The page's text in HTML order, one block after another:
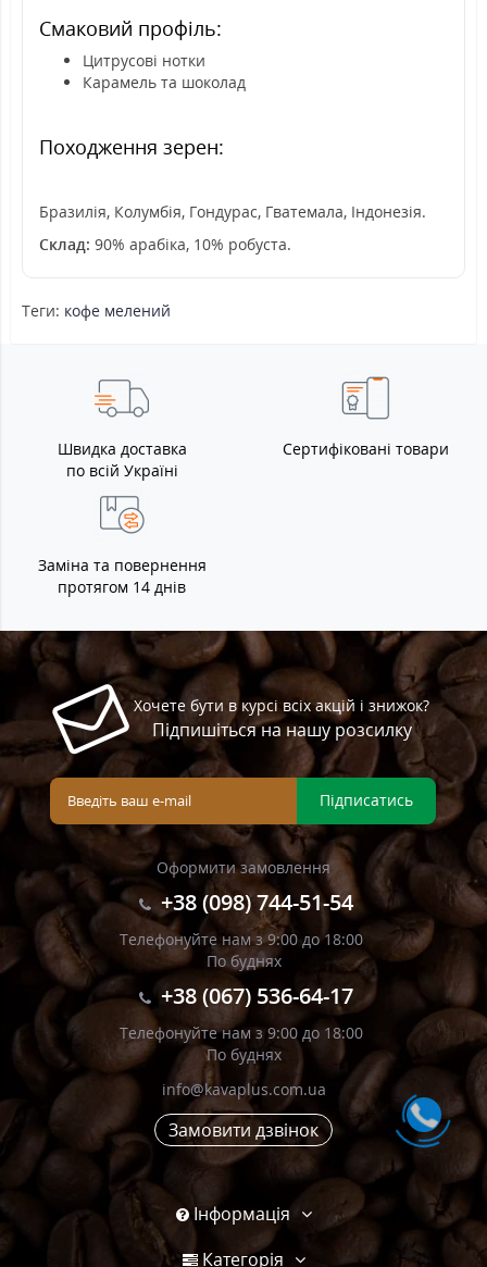
Смаковий профіль:
Цитрусові нотки
Карамель та шоколад
Походження зерен:
Бразилія, Колумбія, Гондурас, Гватемала, Індонезія.
Склад: 90% арабіка, 10% робуста.
Теги: кофе мелений
Швидка доставка
по всій Україні
Сертифіковані товари
Заміна та повернення
протягом 14 днів
Хочете бути в курсі всіх акцій і знижок?
Підпишіться на нашу розсилку
Підписатись
Оформити замовлення
+38 (098) 744-51-54
Телефонуйте нам з 9:00 до 18:00
По буднях
+38 (067) 536-64-17
Телефонуйте нам з 9:00 до 18:00
По буднях
info@kavaplus.com.ua
Замовити дзвінок
Інформація
Категорія